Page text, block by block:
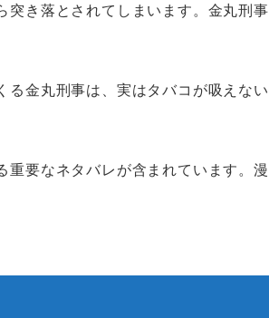
突き落とされてしまいます。金丸刑事
る金丸刑事は、実はタバコが吸えない
重要なネタバレが含まれています。漫